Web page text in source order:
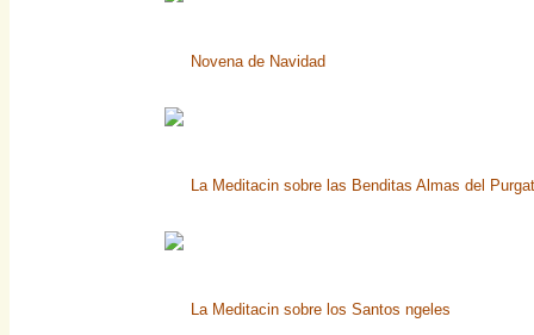
Novena de Navidad
La Meditacin sobre las Benditas Almas del
La Meditacin sobre los Santos ngeles